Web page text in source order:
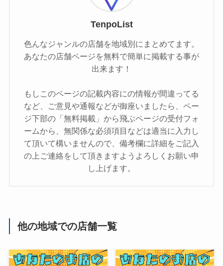
TenpoList
色んなジャンルの店舗を地域別にまとめてます。
あなたの店舗ページを無料で簡単に掲載する事が
出来ます！
もしこのページの記載内容にの情報が間違ってる
など、ご意見や通報などが御座いましたら、ペー
ジ下部の「無料掲載」から飛ぶページの受付フォ
ームから、無関係な必須項目などは適当に入力し
て頂いて構いませんので、備考欄に詳細をご記入
の上ご連絡をして頂きますようよろしくお願い申
し上げます。
他の地域での店舗一覧